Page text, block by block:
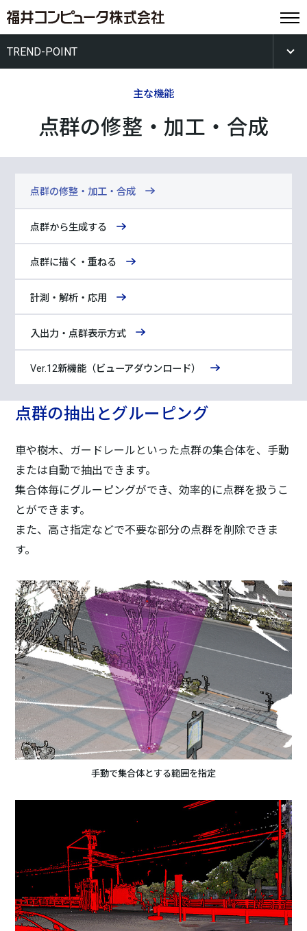
TREND-POINT
主な機能
点群の修整・加工・合成
点群の修整・加工・合成
点群から生成する
点群に描く・重ねる
計測・解析・応用
入出力・点群表示方式
Ver.12新機能（ビューアダウンロード）
点群の抽出とグルーピング
車や樹木、ガードレールといった点群の集合体を、手動
または自動で抽出できます。
集合体毎にグルーピングができ、効率的に点群を扱うこ
とができます。
また、高さ指定などで不要な部分の点群を削除できま
す。
手動で集合体とする範囲を指定